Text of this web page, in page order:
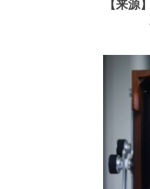
【来源】